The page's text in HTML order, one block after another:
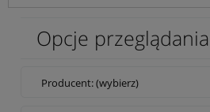
Opcje przeglądania
Producent: (wybierz)